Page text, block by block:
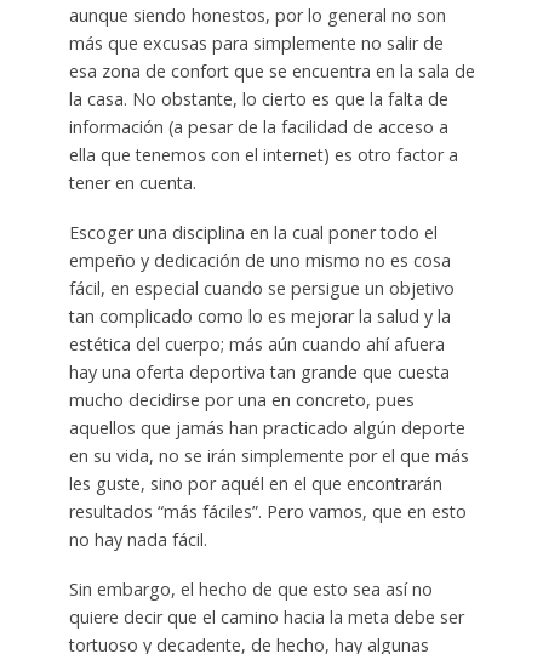
aunque siendo honestos, por lo general no son
más que excusas para simplemente no salir de
esa zona de confort que se encuentra en la sala de
la casa. No obstante, lo cierto es que la falta de
información (a pesar de la facilidad de acceso a
ella que tenemos con el internet) es otro factor a
tener en cuenta.
Escoger una disciplina en la cual poner todo el
empeño y dedicación de uno mismo no es cosa
fácil, en especial cuando se persigue un objetivo
tan complicado como lo es mejorar la salud y la
estética del cuerpo; más aún cuando ahí afuera
hay una oferta deportiva tan grande que cuesta
mucho decidirse por una en concreto, pues
aquellos que jamás han practicado algún deporte
en su vida, no se irán simplemente por el que más
les guste, sino por aquél en el que encontrarán
resultados “más fáciles”. Pero vamos, que en esto
no hay nada fácil.
Sin embargo, el hecho de que esto sea así no
quiere decir que el camino hacia la meta debe ser
tortuoso y decadente, de hecho, hay algunas